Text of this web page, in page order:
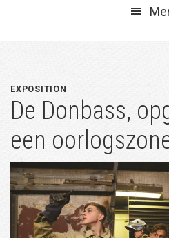
EXPOSITION
De Donbass,
een